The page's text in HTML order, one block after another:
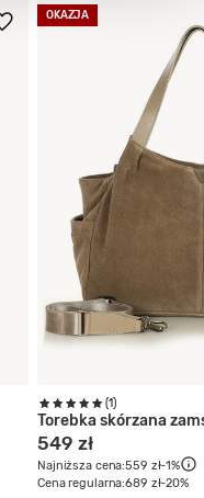
OKAZJA
(1)
Torebka skórzana
549 zł
Najniższa cena:559 zł-1%
Cena regularna:689 zł-20%